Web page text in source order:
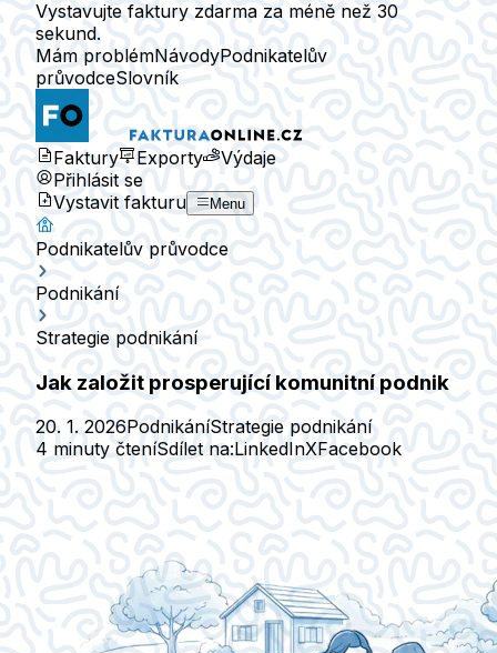
Vystavujte faktury zdarma za méně než 30
sekund.
Mám problémNávodyPodnikatelův
průvodceSlovník
Faktury Exporty
Výdaje
Přihlásit se
Vystavit fakturu
Menu
Podnikatelův průvodce
Podnikání
Strategie podnikání
Jak založit prosperující komunitní podnik
20. 1. 2026PodnikáníStrategie podnikání
4 minuty čteníSdílet na:LinkedInXFacebook